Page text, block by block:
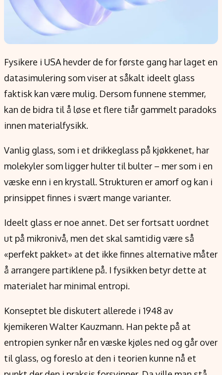
Grønt skifte
Informasjon
Kontakt oss
Forfattere og redaksjon
Alt om penger på engelsk
Fysikere i USA hevder de for første gang har laget en
datasimulering som viser at såkalt ideelt glass
faktisk kan være mulig. Dersom funnene stemmer,
kan de bidra til å løse et flere tiår gammelt paradoks
innen materialfysikk.
Vanlig glass, som i et drikkeglass på kjøkkenet, har
molekyler som ligger hulter til bulter – mer som i en
væske enn i en krystall. Strukturen er amorf og kan i
prinsippet finnes i svært mange varianter.
Ideelt glass er noe annet. Det ser fortsatt uordnet
ut på mikronivå, men det skal samtidig være så
«perfekt pakket» at det ikke finnes alternative måter
å arrangere partiklene på. I fysikken betyr dette at
materialet har minimal entropi.
Konseptet ble diskutert allerede i 1948 av
kjemikeren Walter Kauzmann. Han pekte på at
entropien synker når en væske kjøles ned og går over
til glass, og foreslo at den i teorien kunne nå et